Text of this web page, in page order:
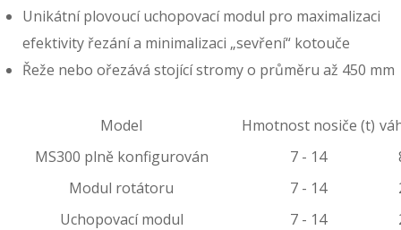
Unikátní plovoucí uchopovací modul pro maximalizaci
efektivity řezání a minimalizaci „sevření“ kotouče
Řeže nebo ořezává stojící stromy o průměru až 450 mm
Model Hmotnost nosiče (t)
MS300 plně konfigurován
7 - 14
Modul rotátoru
7 - 14
Uchopovací modul
7 - 14